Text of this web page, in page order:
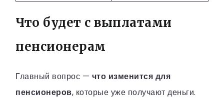
Что будет с выплатами
пенсионерам
Главный вопрос — что изменится для
пенсионеров, которые уже получают деньги.